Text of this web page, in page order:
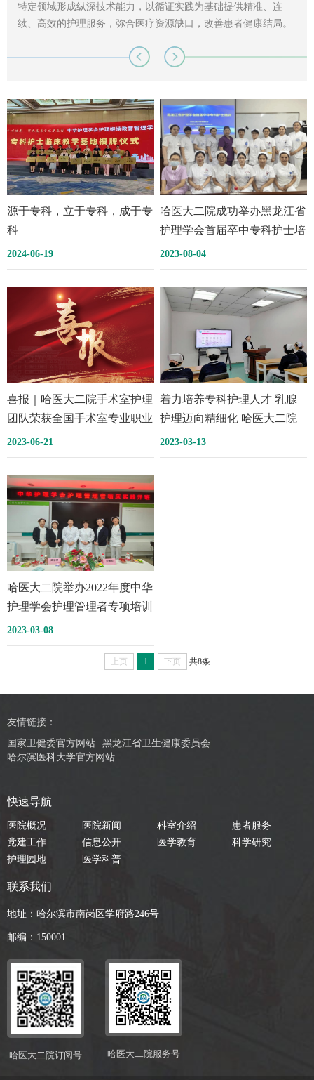
特定领域形成纵深技术能力，以循证实践为基础提供精准、连
续、高效的护理服务，弥合医疗资源缺口，改善患者健康结局。
体系的巩固与推广，在2025年共举办7个专科护士培训班，其中
外基地实践...
多样化，专科护士的培养与建设已成为推动医院高质量发展的重
要力量。一直以来，我院非常重视护理专科的建设与发展，目前
临床实践基地，同时也是黑龙江省专科护士培训的重要基地，现
月回眸，自6月11日至7月5日为期四周的第三期中华护理学会消
毒供应专科护士培训班（临床实践）在护理部高学琴主任的高度
排下，圆满落下了帷幕。来自四个省的八名学员都以优异的成绩
士培训...
源于专科，立于专科，成于专
科
2024-06-19
哈医大二院成功举办黑龙江省
护理学会首届卒中专科护士培
训班
2023-08-04
喜报｜哈医大二院手术室护理
团队荣获全国手术室专业职业
技能大赛三等奖
2023-06-21
着力培养专科护理人才 乳腺
护理迈向精细化 哈医大二院
普外科九病房成功举办乳腺癌
患者围术期管理及延续性护理
2023-03-13
哈医大二院举办2022年度中华
护理学会护理管理者专项培训
临床实践开班仪式
2023-03-08
上页 1 下页 共8条
友情链接：
国家卫健委官方网站
黑龙江省卫生健康委员会
哈尔滨医科大学官方网站
快速导航
医院概况 医院新闻 科室介绍
患者服务
党建工作
信息公开 医学教育
科学研究
护理园地
医学科普
联系我们
地址：哈尔滨市南岗区学府路246号
邮编：150001
哈医大二院订阅号 哈医大二院服务号